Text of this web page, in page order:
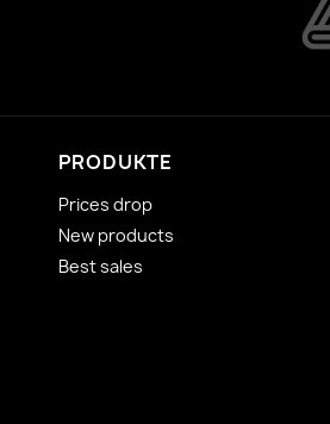
PRODUKTE
Prices drop
New products
Best sales